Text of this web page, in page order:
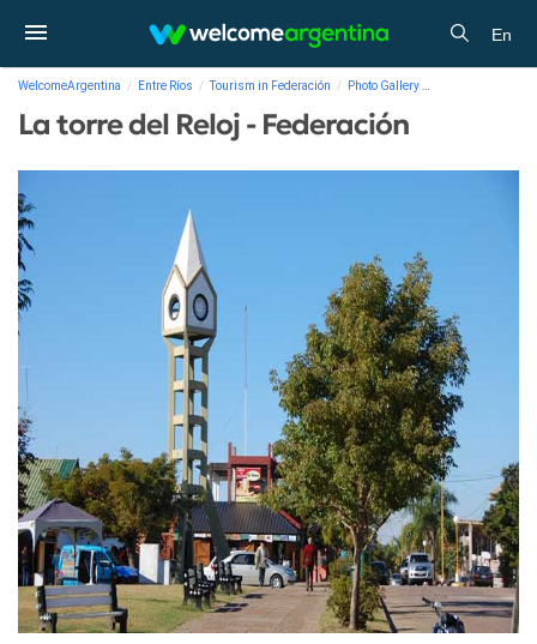
En
WelcomeArgentina Entre Ríos Tourism in Federación Photo Gallery
La torre del Reloj - Federación